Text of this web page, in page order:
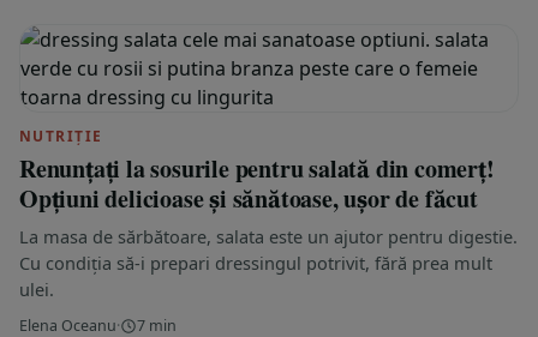
NUTRIȚIE
Renunțați la sosurile pentru salată din comerț!
Opțiuni delicioase și sănătoase, ușor de făcut
La masa de sărbătoare, salata este un ajutor pentru digestie.
Cu condiția să-i prepari dressingul potrivit, fără prea mult
ulei.
Elena Oceanu· 7 min